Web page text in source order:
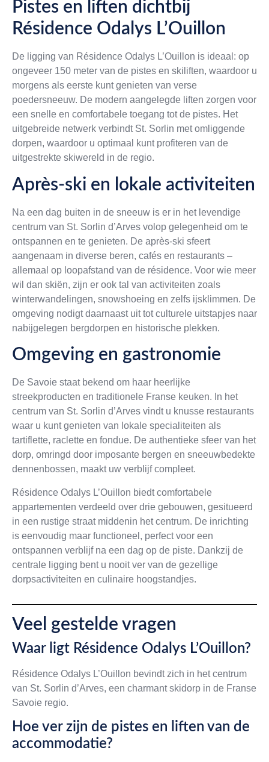
Pistes en liften dichtbij
Résidence Odalys L’Ouillon
De ligging van Résidence Odalys L’Ouillon is ideaal: op
ongeveer 150 meter van de pistes en skiliften, waardoor u
morgens als eerste kunt genieten van verse
poedersneeuw. De modern aangelegde liften zorgen voor
een snelle en comfortabele toegang tot de pistes. Het
uitgebreide netwerk verbindt St. Sorlin met omliggende
dorpen, waardoor u optimaal kunt profiteren van de
uitgestrekte skiwereld in de regio.
Après-ski en lokale activiteiten
Na een dag buiten in de sneeuw is er in het levendige
centrum van St. Sorlin d’Arves volop gelegenheid om te
ontspannen en te genieten. De après-ski sfeert
aangenaam in diverse beren, cafés en restaurants –
allemaal op loopafstand van de résidence. Voor wie meer
wil dan skiën, zijn er ook tal van activiteiten zoals
winterwandelingen, snowshoeing en zelfs ijsklimmen. De
omgeving nodigt daarnaast uit tot culturele uitstapjes naar
nabijgelegen bergdorpen en historische plekken.
Omgeving en gastronomie
De Savoie staat bekend om haar heerlijke
streekproducten en traditionele Franse keuken. In het
centrum van St. Sorlin d’Arves vindt u knusse restaurants
waar u kunt genieten van lokale specialiteiten als
tartiflette, raclette en fondue. De authentieke sfeer van het
dorp, omringd door imposante bergen en sneeuwbedekte
dennenbossen, maakt uw verblijf compleet.
Résidence Odalys L’Ouillon biedt comfortabele
appartementen verdeeld over drie gebouwen, gesitueerd
in een rustige straat middenin het centrum. De inrichting
is eenvoudig maar functioneel, perfect voor een
ontspannen verblijf na een dag op de piste. Dankzij de
centrale ligging bent u nooit ver van de gezellige
dorpsactiviteiten en culinaire hoogstandjes.
Veel gestelde vragen
Waar ligt Résidence Odalys L’Ouillon?
Résidence Odalys L’Ouillon bevindt zich in het centrum
van St. Sorlin d’Arves, een charmant skidorp in de Franse
Savoie regio.
Hoe ver zijn de pistes en liften van de
accommodatie?